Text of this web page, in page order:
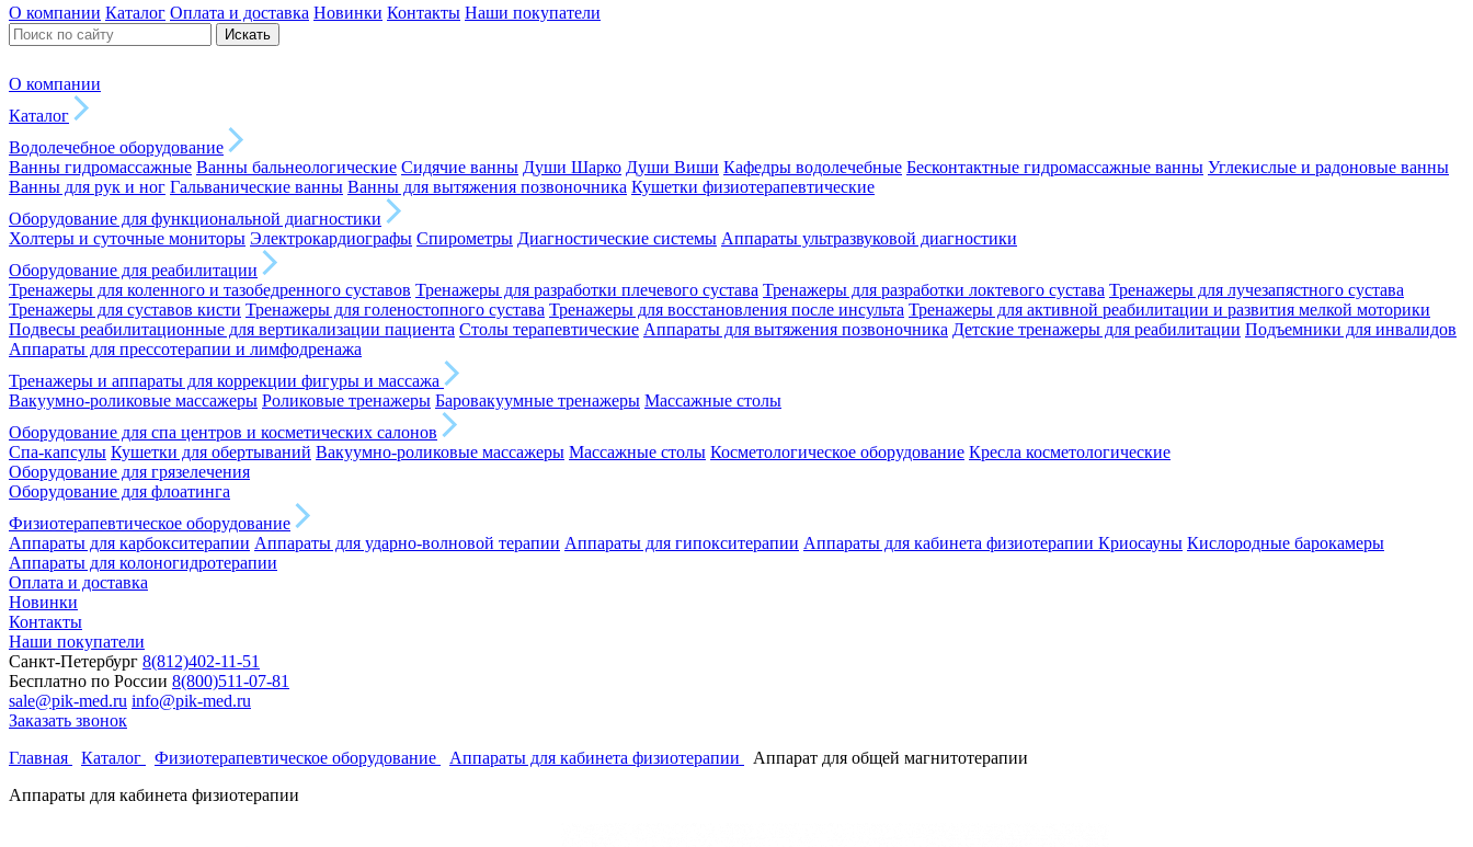
О компании Каталог Оплата и доставка Новинки Контакты Наши покупатели
Искать
О компании
Каталог
Водолечебное оборудование
Ванны гидромассажные Ванны бальнеологические Сидячие ванны Души Шарко Души Виши Кафедры водолечебные Бесконтактные гидромассажные ванны Углекислые и радоновые ванны
Ванны для рук и ног Гальванические ванны Ванны для вытяжения позвоночника Кушетки физиотерапевтические
Оборудование для функциональной диагностики
Холтеры и суточные мониторы Электрокардиографы Спирометры Диагностические системы Аппараты ультразвуковой диагностики
Оборудование для реабилитации
Тренажеры для коленного и тазобедренного суставов Тренажеры для разработки плечевого сустава Тренажеры для разработки локтевого сустава Тренажеры для лучезапястного сустава
Тренажеры для суставов кисти Тренажеры для голеностопного сустава Тренажеры для восстановления после инсульта Тренажеры для активной реабилитации и развития мелкой моторики
Подвесы реабилитационные для вертикализации пациента Столы терапевтические Аппараты для вытяжения позвоночника Детские тренажеры для реабилитации Подъемники для инвалидов
Аппараты для прессотерапии и лимфодренажа
Тренажеры и аппараты для коррекции фигуры и массажа
Вакуумно-роликовые массажеры Роликовые тренажеры Баровакуумные тренажеры Массажные столы
Оборудование для спа центров и косметических салонов
Спа-капсулы Кушетки для обертываний Вакуумно-роликовые массажеры Массажные столы Косметологическое оборудование Кресла косметологические
Оборудование для грязелечения
Оборудование для флоатинга
Физиотерапевтическое оборудование
Аппараты для карбокситерапии Аппараты для ударно-волновой терапии Аппараты для гипокситерапии Аппараты для кабинета физиотерапии Криосауны Кислородные барокамеры
Аппараты для колоногидротерапии
Оплата и доставка
Новинки
Контакты
Наши покупатели
Санкт-Петербург 8(812)402-11-51
Бесплатно по России 8(800)511-07-81
sale@pik-med.ru info@pik-med.ru
Заказать звонок
Главная
Каталог Физиотерапевтическое оборудование Аппараты для кабинета физиотерапии
Аппарат для общей магнитотерапии
Аппараты для кабинета физиотерапии